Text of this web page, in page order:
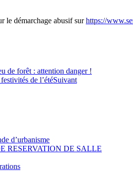
le démarchage abusif surhttps://
de forêt : attention danger !
de l’étéSuivant
d’urbanisme
RESERVATION DE SALLE